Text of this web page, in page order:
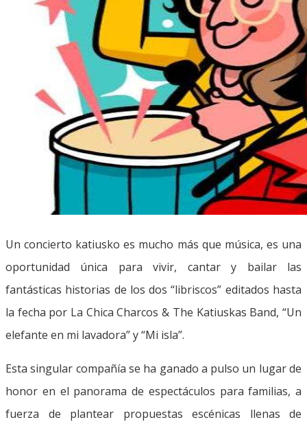
Un concierto katiusko es mucho más que música, es una
oportunidad única para vivir, cantar y bailar las
fantásticas historias de los dos “libriscos” editados hasta
la fecha por La Chica Charcos & The Katiuskas Band, “Un
elefante en mi lavadora” y “Mi isla”.
Esta singular compañía se ha ganado a pulso un lugar de
honor en el panorama de espectáculos para familias, a
fuerza de plantear propuestas escénicas llenas de